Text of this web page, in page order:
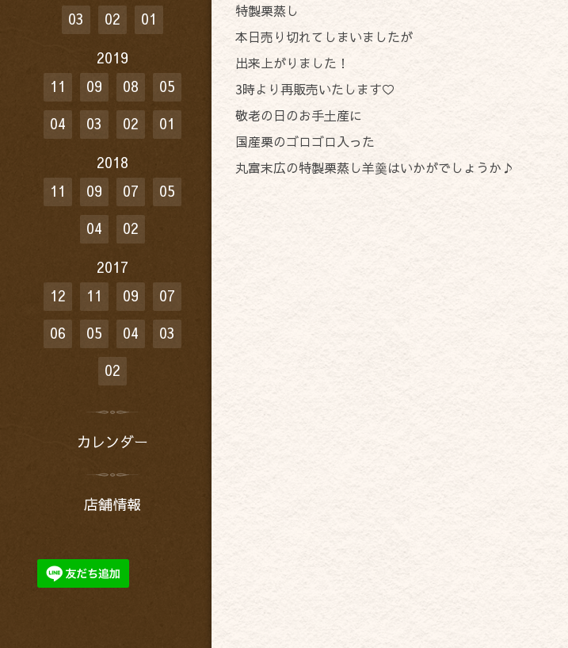
特製栗蒸し
本日売り切れてしまいましたが
出来上がりました！
3時より再販売いたします♡
敬老の日のお手土産に
国産栗のゴロゴロ入った
丸富末広の特製栗蒸し羊羹はいかがでしょうか♪
03
02
01
2019
11
09 08
05
04
03 02
01
2018
11
09 07
05
04
02
2017
12
11 09
07
06
05 04
03
02
カレンダー
店舗情報